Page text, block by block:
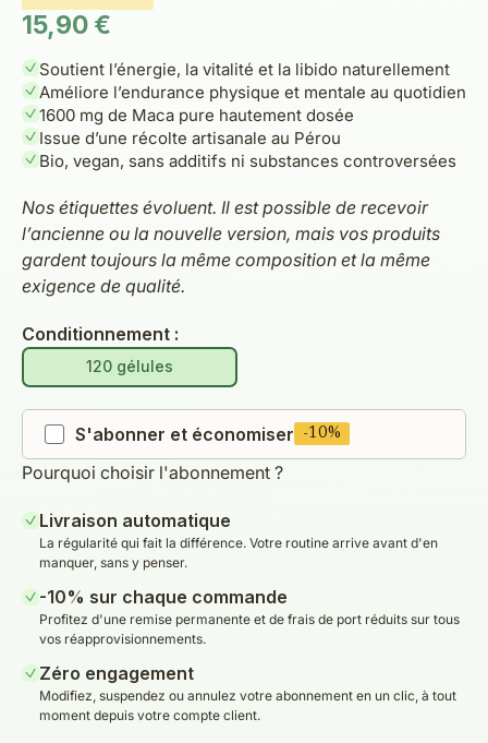
Prix de vente
15,90 €
Soutient l’énergie, la vitalité et la libido naturellement
Améliore l’endurance physique et mentale au quotidien
1600 mg de Maca pure hautement dosée
Issue d’une récolte artisanale au Pérou
Bio, vegan, sans additifs ni substances controversées
Nos étiquettes évoluent. Il est possible de recevoir
l’ancienne ou la nouvelle version, mais vos produits
gardent toujours la même composition et la même
exigence de qualité.
Conditionnement :
120 gélules
S'abonner et économiser -10%
Pourquoi choisir l'abonnement ?
Livraison automatique
La régularité qui fait la différence. Votre routine arrive avant d'en
manquer, sans y penser.
-10% sur chaque commande
Profitez d'une remise permanente et de frais de port réduits sur tous
vos réapprovisionnements.
Zéro engagement
Modifiez, suspendez ou annulez votre abonnement en un clic, à tout
moment depuis votre compte client.